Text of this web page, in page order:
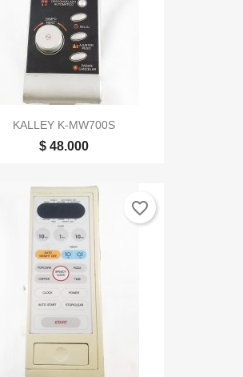
KALLEY K-MW700S
$ 48.000
favorite_border